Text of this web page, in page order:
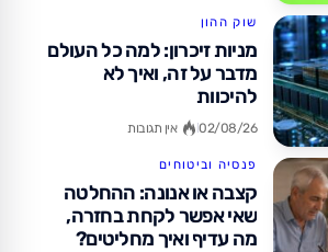
שוק ההון
מניות זיכרון: למה כל העולם
מדבר על זה, ואיך לא
להיכוות
02/08/26 אין תגובות
פנסיה וביטוחים
קצבה או אנונה: ההחלטה
שאי אפשר לקחת בחזרה,
מה עדיף ואיך מחליטים?